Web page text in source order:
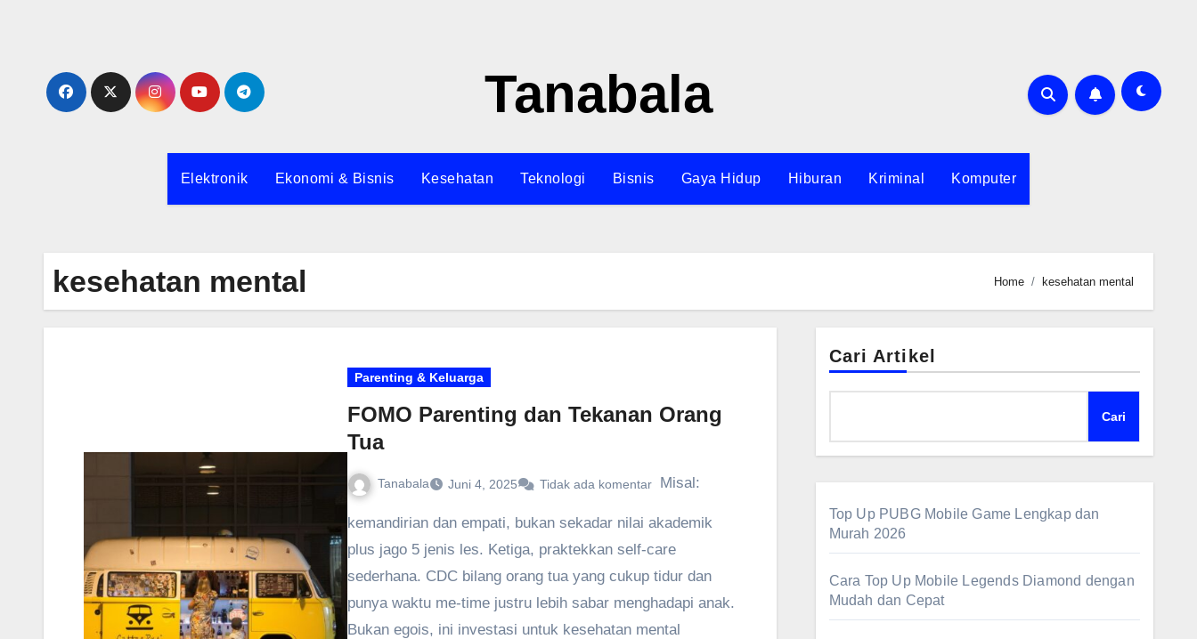
Tanabala
Elektronik Ekonomi & Bisnis Kesehatan Teknologi Bisnis Gaya Hidup Hiburan Kriminal Komputer
kesehatan mental Home kesehatan mental
Parenting & Keluarga
FOMO Parenting dan Tekanan Orang
Tua
Tanabala Juni 4, 2025 Tidak ada komentar Misal:
kemandirian dan empati, bukan sekadar nilai akademik
plus jago 5 jenis les. Ketiga, praktekkan self-care
sederhana. CDC bilang orang tua yang cukup tidur dan
punya waktu me-time justru lebih sabar menghadapi anak.
Bukan egois, ini investasi untuk kesehatan mental
Cari Artikel
Cari
Top Up PUBG Mobile Game Lengkap dan
Murah 2026
Cara Top Up Mobile Legends Diamond dengan
Mudah dan Cepat